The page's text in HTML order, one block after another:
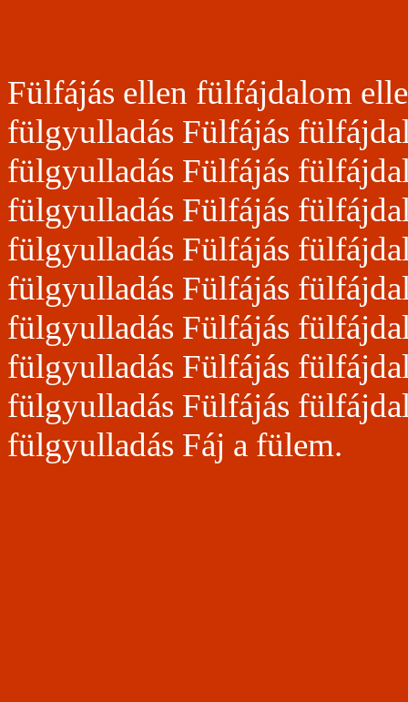
Fülfájás ellen fülfájdalom
fülgyulladás Fülfájás
fülgyulladás Fülfájás
fülgyulladás Fülfájás
fülgyulladás Fülfájás
fülgyulladás Fülfájás
fülgyulladás Fülfájás
fülgyulladás Fülfájás
fülgyulladás Fülfájás
fülgyulladás Fáj a fülem.